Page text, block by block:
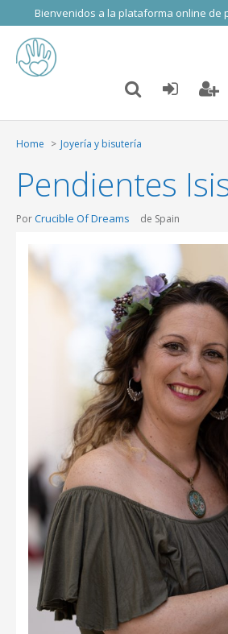
Bienvenidos a la plataforma online de
Home Joyería y bisutería
Pendientes
PorCrucible Of Dreams de Spain